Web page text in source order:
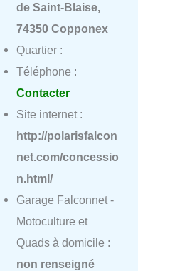
de Saint-Blaise,
74350 Copponex
Quartier :
Téléphone :
Contacter
Site internet :
http://polarisfalcon
net.com/concessio
n.html/
Garage Falconnet -
Motoculture et
Quads à domicile :
non renseigné